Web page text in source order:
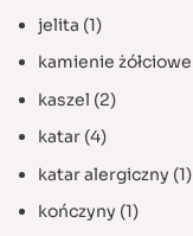
jelita (1)
kamienie żółciowe
kaszel (2)
katar(4)
katar alergiczny (1)
kończyny (1)